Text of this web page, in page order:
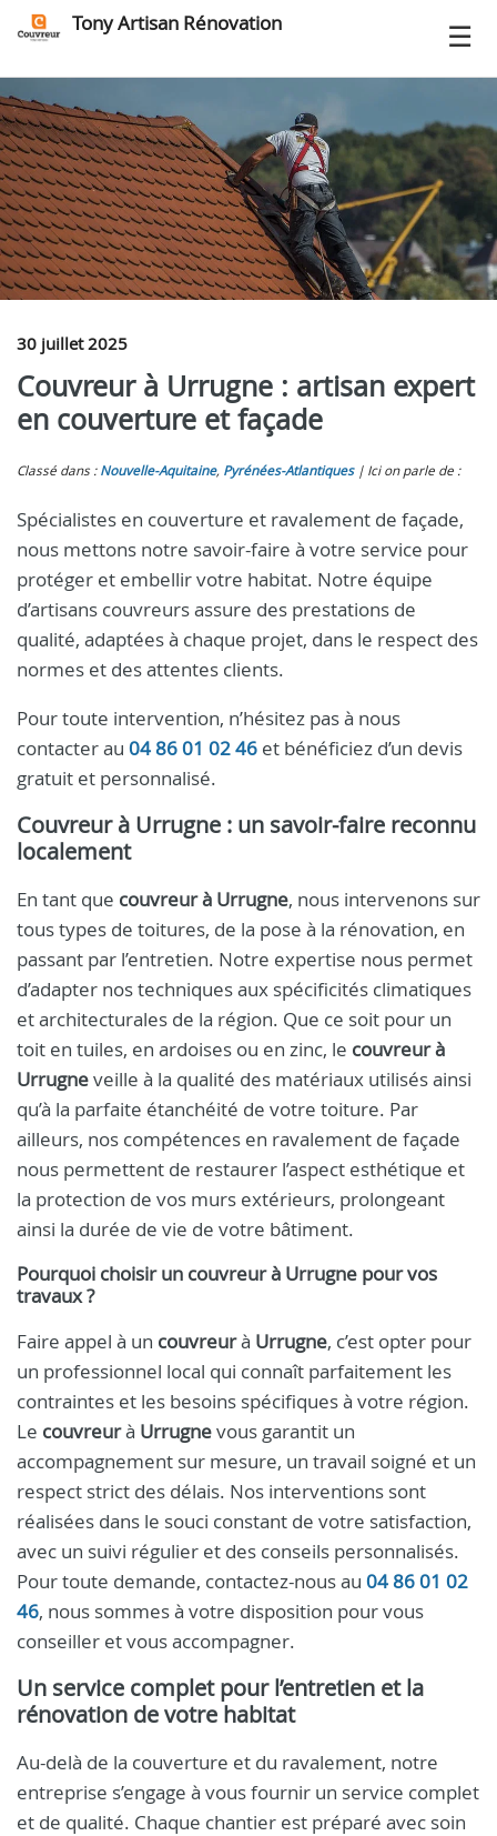
Tony Artisan Rénovation
30 juillet 2025
Couvreur à Urrugne : artisan expert
en couverture et façade
Classé dans : Nouvelle-Aquitaine, Pyrénées-Atlantiques Ici on parle de :
Spécialistes en couverture et ravalement de façade,
nous mettons notre savoir-faire à votre service pour
protéger et embellir votre habitat. Notre équipe
d’artisans couvreurs assure des prestations de
qualité, adaptées à chaque projet, dans le respect des
normes et des attentes clients.
Pour toute intervention, n’hésitez pas à nous
contacter au 04 86 01 02 46 et bénéficiez d’un devis
gratuit et personnalisé.
Couvreur à Urrugne : un savoir-faire reconnu
localement
En tant que couvreur à Urrugne, nous intervenons sur
tous types de toitures, de la pose à la rénovation, en
passant par l’entretien. Notre expertise nous permet
d’adapter nos techniques aux spécificités climatiques
et architecturales de la région. Que ce soit pour un
toit en tuiles, en ardoises ou en zinc, le couvreur à
Urrugneveille à la qualité des matériaux utilisés ainsi
qu’à la parfaite étanchéité de votre toiture. Par
ailleurs, nos compétences en ravalement de façade
nous permettent de restaurer l’aspect esthétique et
la protection de vos murs extérieurs, prolongeant
ainsi la durée de vie de votre bâtiment.
Pourquoi choisir un couvreurà Urrugne pour vos
travaux ?
Faire appel à un couvreurà Urrugne, c’est opter pour
un professionnel local qui connaît parfaitement les
contraintes et les besoins spécifiques à votre région.
Le couvreurà Urrugnevous garantit un
accompagnement sur mesure, un travail soigné et un
respect strict des délais. Nos interventions sont
réalisées dans le souci constant de votre satisfaction,
avec un suivi régulier et des conseils personnalisés.
Pour toute demande, contactez-nous au 04 86 01 02
46, nous sommes à votre disposition pour vous
conseiller et vous accompagner.
Un service complet pour l’entretien et la
rénovation de votre habitat
Au-delà de la couverture et du ravalement, notre
entreprise s’engage à vous fournir un service complet
et de qualité. Chaque chantier est préparé avec soin